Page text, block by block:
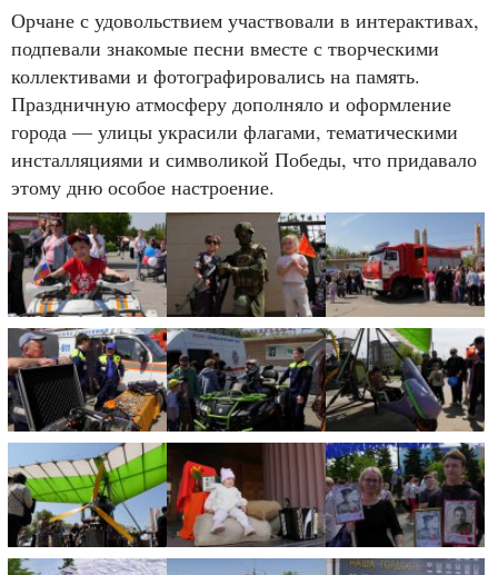
Орчане с удовольствием участвовали в интерактивах,
подпевали знакомые песни вместе с творческими
коллективами и фотографировались на память.
Праздничную атмосферу дополняло и оформление
города — улицы украсили флагами, тематическими
инсталляциями и символикой Победы, что придавало
этому дню особое настроение.